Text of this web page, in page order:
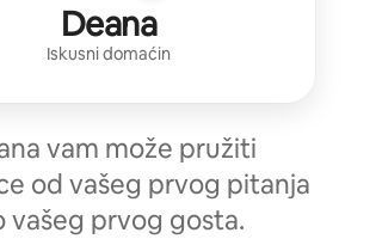
Deana
Iskusni domaćin
vam može pružiti
od vašeg prvog pitanja
vašeg prvog gosta.